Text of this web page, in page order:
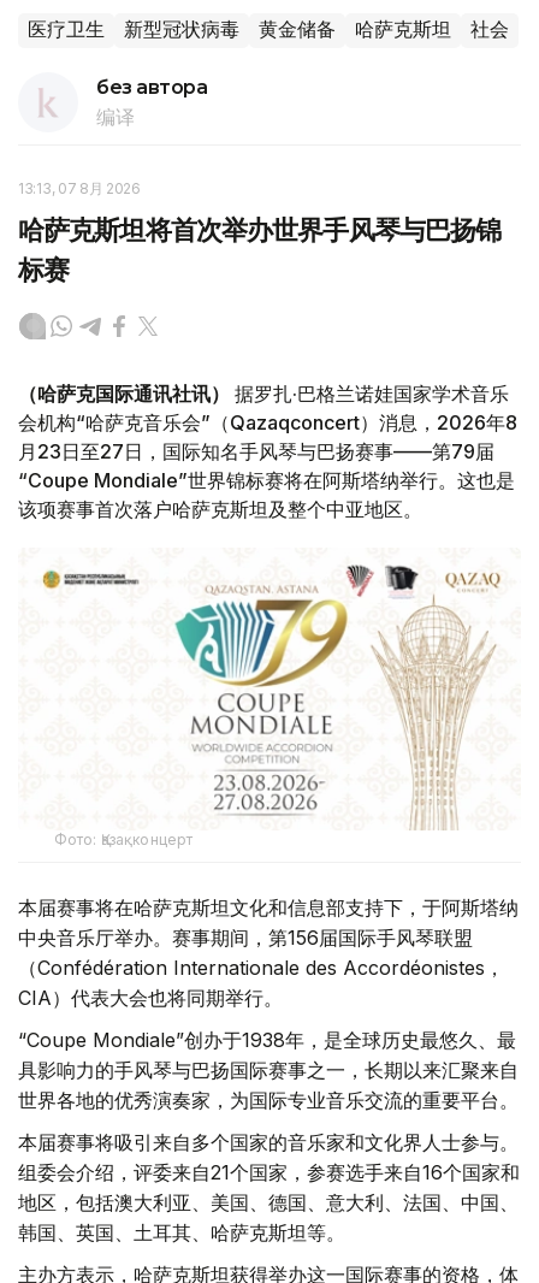
医疗卫生 新型冠状病毒 黄金储备 哈萨克斯坦 社会
без автора
编译
13:13, 07 8月 2026
哈萨克斯坦将首次举办世界手风琴与巴扬锦
标赛
（哈萨克国际通讯社讯）
据罗扎·巴格兰诺娃国家学术音乐
会机构“哈萨克音乐会”（Qazaqconcert）消息，2026年8
月23日至27日，国际知名手风琴与巴扬赛事——第79届
“Coupe Mondiale”世界锦标赛将在阿斯塔纳举行。这也是
该项赛事首次落户哈萨克斯坦及整个中亚地区。
Фото: Қазақконцерт
本届赛事将在哈萨克斯坦文化和信息部支持下，于阿斯塔纳
中央音乐厅举办。赛事期间，第156届国际手风琴联盟
（Confédération Internationale des Accordéonistes，
CIA）代表大会也将同期举行。
“Coupe Mondiale”创办于1938年，是全球历史最悠久、最
具影响力的手风琴与巴扬国际赛事之一，长期以来汇聚来自
世界各地的优秀演奏家，为国际专业音乐交流的重要平台。
本届赛事将吸引来自多个国家的音乐家和文化界人士参与。
组委会介绍，评委来自21个国家，参赛选手来自16个国家和
地区，包括澳大利亚、美国、德国、意大利、法国、中国、
韩国、英国、土耳其、哈萨克斯坦等。
主办方表示，哈萨克斯坦获得举办这一国际赛事的资格，体